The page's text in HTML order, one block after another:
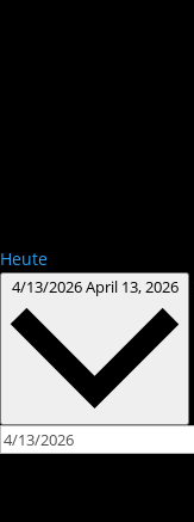
Heute
4/13/2026April 13, 2026